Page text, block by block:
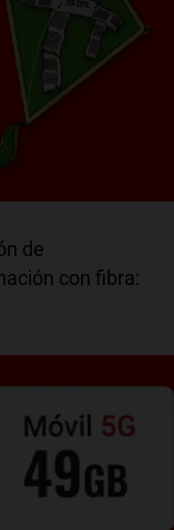
de
con fibra: